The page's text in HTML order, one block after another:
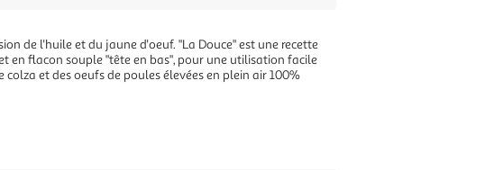
de l'huile et du jaune d'oeuf. "La Douce" est une recette
en flacon souple "tête en bas", pour une utilisation facile
et des oeufs de poules élevées en plein air 100%